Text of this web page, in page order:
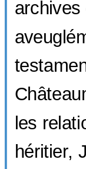
les
héritier,